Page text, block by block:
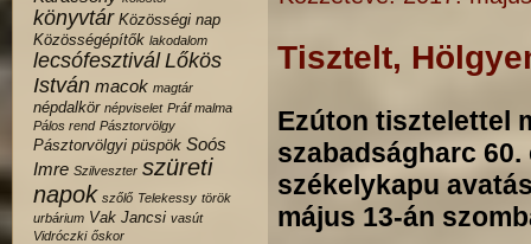
könyvtár Közösségi nap
Közösségépítők lakodalom
lecsófesztivál Lőkös
István macok magtár
népdalkör népviselet Práf malma
Pálos rend Pásztorvölgy
Pásztorvölgyi püspök Soós
Imre Szilveszter szüreti
napok szőlő Telekessy török
urbárium Vak Jancsi vasút
Vidróczki őskor
Tisztelt,
Ezúton tisztelettel
szabadságharc
székelykapu
május 13-án